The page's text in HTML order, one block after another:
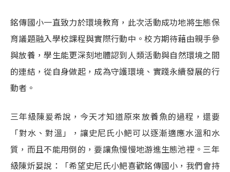
銘傳國小一直致力於環境教育，此次活動成功地將生態保
育議題融入學校課程與實際行動中。校方期待藉由親手參
與放養，學生能更深刻地體認到人類活動與自然環境之間
的連結，從自身做起，成為守護環境、實踐永續發展的行
動者。
三年級陳爰希說，今天才知道原來放養魚的過程，還要
「對水、對溫」，讓史尼氏小䰾可以逐漸適應水溫和水
質，而且不能用倒的，要讓魚慢慢地游進生態池裡。三年
級陳炘妟說：「希望史尼氏小䰾喜歡銘傳國小，我們會持